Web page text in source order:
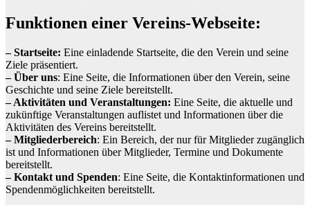
Funktionen einer Vereins-Webseite:
– Startseite: Eine einladende Startseite, die den Verein und seine
Ziele präsentiert.
– Über uns: Eine Seite, die Informationen über den Verein, seine
Geschichte und seine Ziele bereitstellt.
– Aktivitäten und Veranstaltungen: Eine Seite, die aktuelle und
zukünftige Veranstaltungen auflistet und Informationen über die
Aktivitäten des Vereins bereitstellt.
– Mitgliederbereich: Ein Bereich, der nur für Mitglieder zugänglich
ist und Informationen über Mitglieder, Termine und Dokumente
bereitstellt.
– Kontakt und Spenden: Eine Seite, die Kontaktinformationen und
Spendenmöglichkeiten bereitstellt.